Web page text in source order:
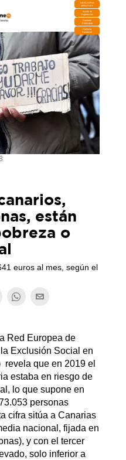
DESCARGA
MIRAPLAY
Buzón de
Sugerencias
Contratar
Publicidad
Contacto
Comercial
están
o
euros al mes, según el
Red Europea de
Exclusión Social en
que en 2019 el
estaba en riesgo de
lo que supone en
personas
cifra sitúa a Canarias
nacional, fijada en
y con el tercer
solo inferior a